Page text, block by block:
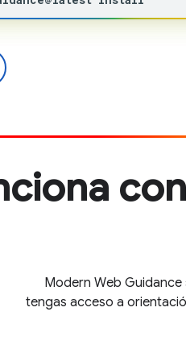
Modern Web
tengas acceso a